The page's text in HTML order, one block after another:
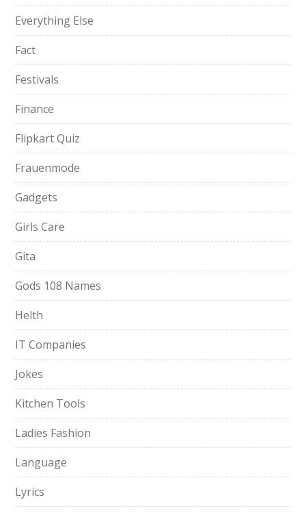
Everything Else
Fact
Festivals
Finance
Flipkart Quiz
Frauenmode
Gadgets
Girls Care
Gita
Gods 108 Names
Helth
IT Companies
Jokes
Kitchen Tools
Ladies Fashion
Language
Lyrics